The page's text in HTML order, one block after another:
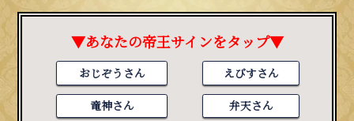
▼あなたの帝王サインをタップ▼
おじぞうさん
竜神さん
えびすさん
弁天さん